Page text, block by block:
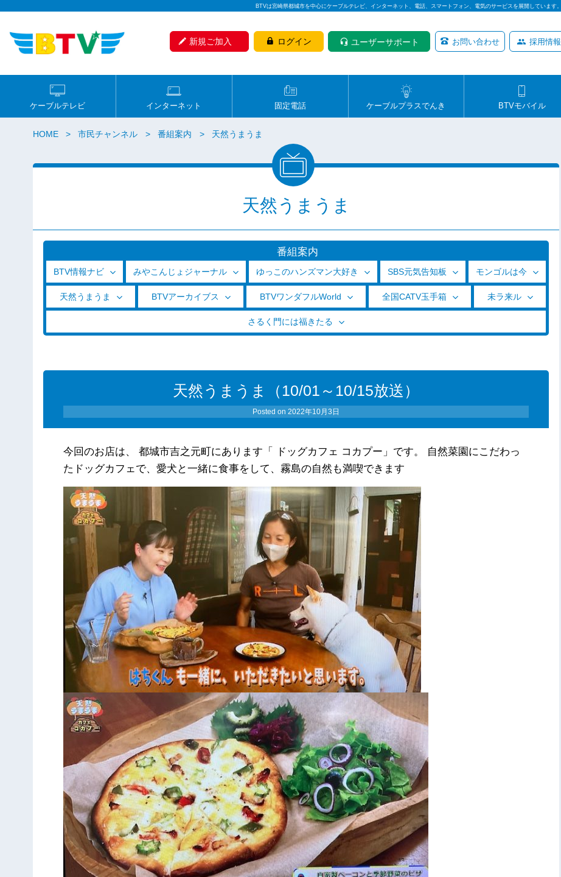
BTVは宮崎県都城市を中心にケーブルテレビ、インターネット、電話、スマートフォン、電気のサービスを展開しています。
新規ご加入 ログイン ユーザーサポート お問い合わせ 採用情報
ケーブルテレビ インターネット 固定電話 ケーブルプラスでんき BTVモバイル
HOME 市民チャンネル 番組案内 天然うまうま
天然うまうま
番組案内
BTV情報ナビ みやこんじょジャーナル ゆっこのハンズマン大好き SBS元気告知板 モンゴルは今
天然うまうま BTVアーカイブス BTVワンダフルWorld 全国CATV玉手箱 未ラ来ル
さるく門には福きたる
天然うまうま（10/01～10/15放送）
Posted on2022年10月3日
今回のお店は、 都城市吉之元町にあります「 ドッグカフェ コカプー」です。 自然菜園にこだわっ
たドッグカフェで、愛犬と一緒に食事をして、霧島の自然も満喫できます